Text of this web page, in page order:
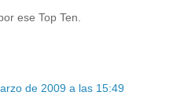
ese Top Ten.
de 2009 a las 15:49